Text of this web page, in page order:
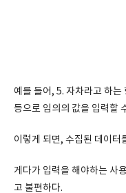
예를 들어, 5. 자차라고 하는
등으로 임의의 값을 입력할
이렇게 되면, 수집된 데이터
게다가 입력을 해야하는 사
고 불편하다.